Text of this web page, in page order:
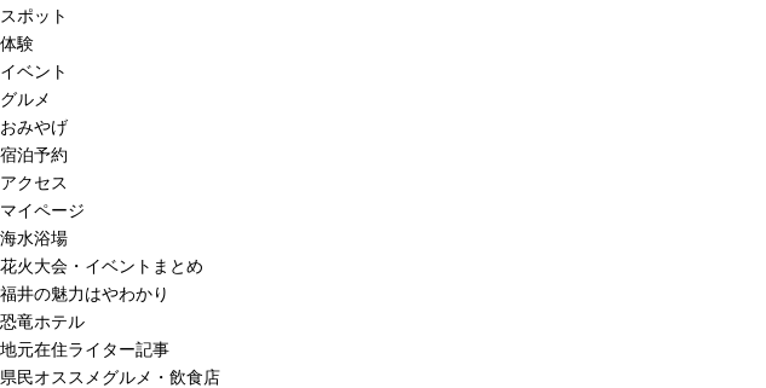
スポット
体験
イベント
グルメ
おみやげ
宿泊予約
アクセス
マイページ
海水浴場
花火大会・イベントまとめ
福井の魅力はやわかり
恐竜ホテル
地元在住ライター記事
県民オススメグルメ・飲食店